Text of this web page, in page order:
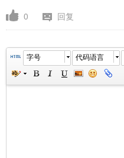
0 回复
字号 代码语言